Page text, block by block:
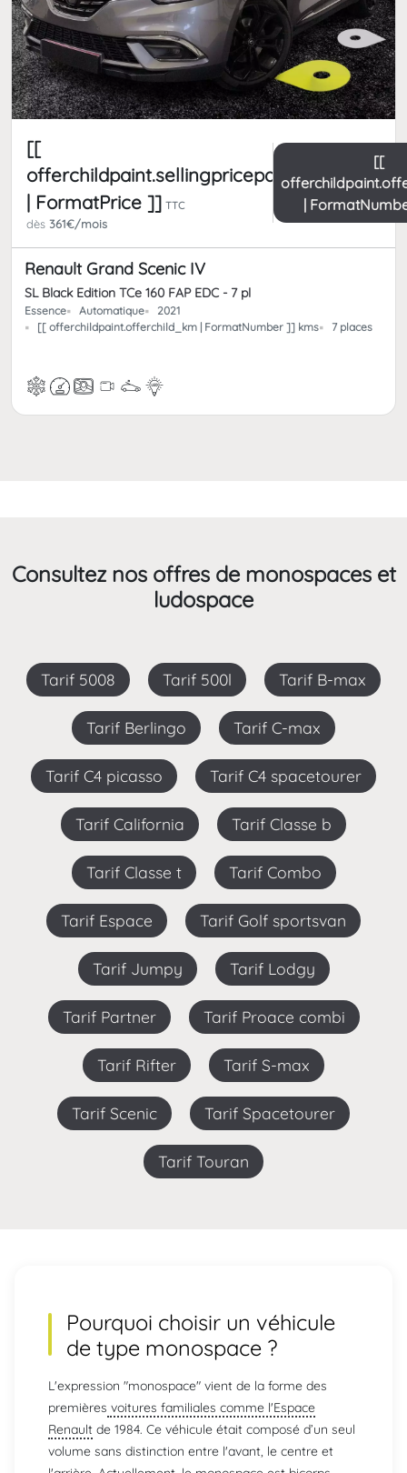
[[
offerchildpaint.sellingpricepart_ttc
| FormatPrice ]] TTC
dès 361€/mois
[[
|
Renault Grand Scenic IV
SL Black Edition TCe 160 FAP EDC - 7 pl
Essence Automatique
2021
[[ offerchildpaint.offerchild_km | FormatNumber ]] kms
7 places
Consultez nos offres de monospaces et
ludospace
Tarif 5008 Tarif 500l Tarif B-max
Tarif Berlingo Tarif C-max
Tarif C4 picasso Tarif C4 spacetourer
Tarif California Tarif Classe b
Tarif Classe t Tarif Combo
Tarif Espace Tarif Golf sportsvan
Tarif Jumpy Tarif Lodgy
Tarif Partner Tarif Proace combi
Tarif Rifter Tarif S-max
Tarif Scenic Tarif Spacetourer
Tarif Touran
Pourquoi choisir un véhicule
de type monospace ?
L'expression "monospace" vient de la forme des
premières voitures familiales comme l'Espace
Renault de 1984. Ce véhicule était composé d’un seul
volume sans distinction entre l'avant, le centre et